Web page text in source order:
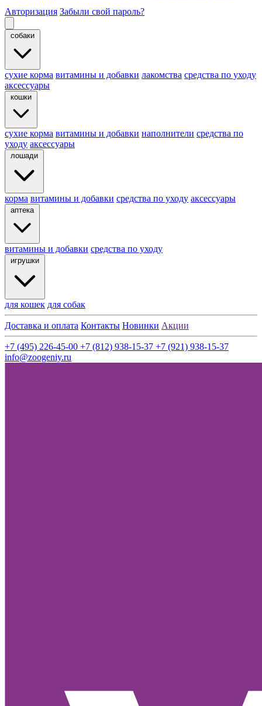
Авторизация Забыли свой пароль?
собаки
cухие корма витамины и добавки лакомства средства по уходу
аксессуары
кошки
сухие корма витамины и добавки наполнители средства по
уходу аксессуары
лошади
корма витамины и добавки средства по уходу аксессуары
аптека
витамины и добавки средства по уходу
игрушки
для кошек для собак
Доставка и оплата Контакты Новинки Акции
+7 (495) 226-45-00 +7 (812) 938-15-37 +7 (921) 938-15-37
info@zoogeniy.ru